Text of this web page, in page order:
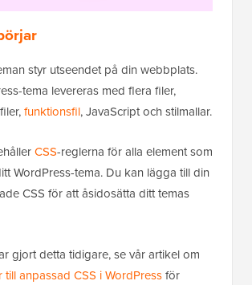
styr utseendet på din webbplats.
tema levereras med flera filer,
funktionsfil, JavaScript och stilmallar.
CSS-reglerna för alla element som
WordPress-tema. Du kan lägga till din
CSS för att åsidosätta ditt temas
gjort detta tidigare, se vår artikel om
anpassad CSS i WordPressför